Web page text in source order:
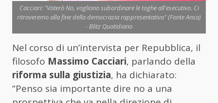
Cacciari: "Voterò No, vogliono subordinare le toghe all'esecutivo. Ci
ritroveremo alla fine della democrazia rappresentativa" (Fonte Ansa)
- Blitz Quotidiano
Nel corso di un’intervista per Repubblica, il
filosofo Massimo Cacciari, parlando della
riforma sulla giustizia, ha dichiarato:
“Penso sia importante dire no a una